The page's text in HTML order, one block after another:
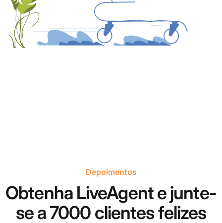
Depoimentos
Obtenha LiveAgent e junte-
se a 7000 clientes felizes